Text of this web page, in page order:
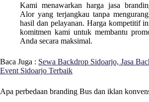
Kami menawarkan harga jasa
Aloryang terjangkau tanpa
hasil dan pelayanan. Harga kompetitif
komitmen kami untuk membantu
Anda secara maksimal.
Baca Juga : Sewa Backdrop Sidoarjo, Jasa
Event Sidoarjo Terbaik
Apa perbedaan branding Bus dan iklan